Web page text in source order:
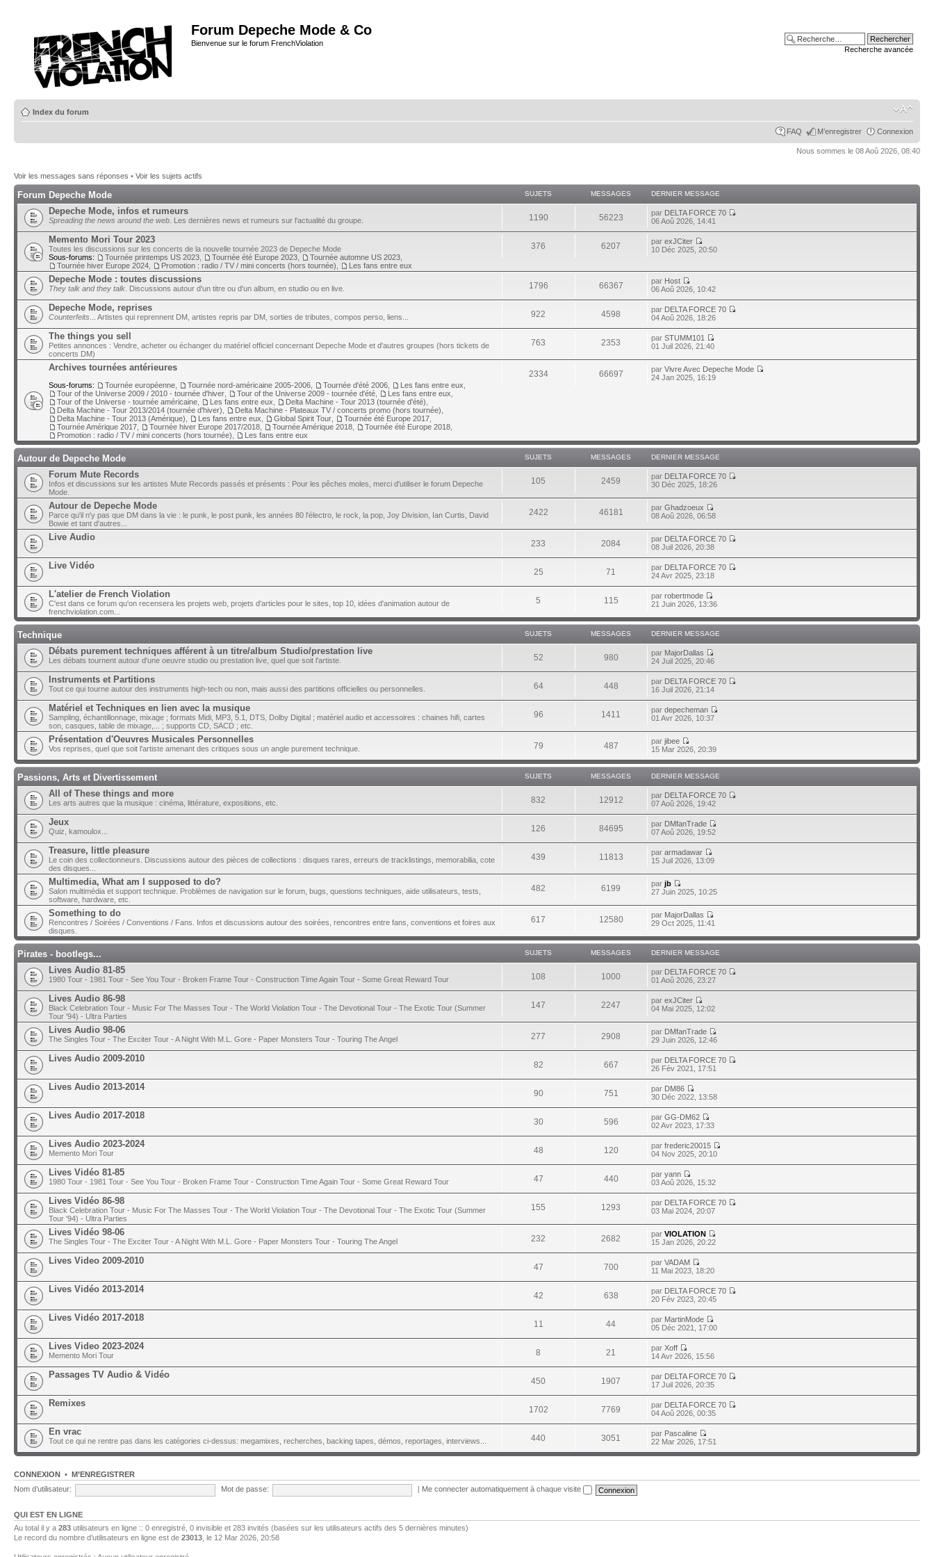
Forum Depeche Mode & Co
Bienvenue sur le forum FrenchViolation
Recherche avancée
Index du forum
FAQ M’enregistrer Connexion
Nous sommes le 08 Aoû 2026, 08:40
Voir les messages sans réponses • Voir les sujets actifs
Forum Depeche Mode SUJETS MESSAGES DERNIER MESSAGE
Depeche Mode, infos et rumeurs
Spreading the news around the web . Les dernières news et rumeurs sur l'actualité du groupe. 1190 56223 par DELTA FORCE 70
06 Aoû 2026, 14:41
Memento Mori Tour 2023
Toutes les discussions sur les concerts de la nouvelle tournée 2023 de Depeche Mode
Sous-forums:
Tournée printemps US 2023 Tournée été Europe 2023 Tournée automne US 2023
Tournée hiver Europe 2024
Promotion : radio / TV / mini concerts (hors tournée) Les fans entre eux
376 6207 parexJCiter
10 Déc 2025, 20:50
Depeche Mode : toutes discussions
They talk and they talk . Discussions autour d'un titre ou d'un album, en studio ou en live. 1796 66367 par Host
06 Aoû 2026, 10:42
Depeche Mode, reprises
Counterfeits ... Artistes qui reprennent DM, artistes repris par DM, sorties de tributes, compos perso, liens... 922 4598 par DELTA FORCE 70
04 Aoû 2026, 18:26
The things you sell
Petites annonces : Vendre, acheter ou échanger du matériel officiel concernant Depeche Mode et d'autres groupes (hors tickets de
concerts DM)
763 2353 parSTUMM101
01 Juil 2026, 21:40
Archives tournées antérieures
Sous-forums: Tournée européenne Tournée nord-américaine 2005-2006 Tournée d'été 2006 Les fans entre eux
Tour of the Universe 2009 / 2010 - tournée d'hiver
Tour of the Universe 2009 - tournée d'été Les fans entre eux
Tour of the Universe - tournée américaine
Les fans entre eux Delta Machine - Tour 2013 (tournée d'été)
Delta Machine - Tour 2013/2014 (tournée d'hiver)
Delta Machine - Plateaux TV / concerts promo (hors tournée)
Delta Machine - Tour 2013 (Amérique)
Les fans entre eux Global Spirit Tour Tournée été Europe 2017
Tournée Amérique 2017
Tournée hiver Europe 2017/2018 Tournée Amérique 2018 Tournée été Europe 2018
Promotion : radio / TV / mini concerts (hors tournée)
Les fans entre eux
2334 66697 parVivre Avec Depeche Mode
24 Jan 2025, 16:19
Autour de Depeche Mode SUJETS MESSAGES DERNIER MESSAGE
Forum Mute Records
Infos et discussions sur les artistes Mute Records passés et présents : Pour les pêches moles, merci d'utiliser le forum Depeche
Mode.
105 2459 par DELTA FORCE 70
30 Déc 2025, 18:26
Autour de Depeche Mode
Parce qu'il n'y pas que DM dans la vie : le punk, le post punk, les années 80 l'électro, le rock, la pop, Joy Division, Ian Curtis, David
Bowie et tant d'autres...
2422 46181 parGhadzoeux
08 Aoû 2026, 06:58
Live Audio
233 2084 par DELTA FORCE 70
08 Juil 2026, 20:38
Live Vidéo
25 71 par DELTA FORCE 70
24 Avr 2025, 23:18
L'atelier de French Violation
C'est dans ce forum qu'on recensera les projets web, projets d'articles pour le sites, top 10, idées d'animation autour de
frenchviolation.com...
5 115 parrobertmode
21 Juin 2026, 13:36
Technique SUJETS MESSAGES DERNIER MESSAGE
Débats purement techniques afférent à un titre/album Studio/prestation live
Les débats tournent autour d'une oeuvre studio ou prestation live, quel que soit l'artiste. 52 980 par MajorDallas
24 Juil 2025, 20:46
Instruments et Partitions
Tout ce qui tourne autour des instruments high-tech ou non, mais aussi des partitions officielles ou personnelles. 64 448 par DELTA FORCE 70
16 Juil 2026, 21:14
Matériel et Techniques en lien avec la musique
Sampling, échantillonnage, mixage ; formats Midi, MP3, 5.1, DTS, Dolby Digital ; matériel audio et accessoires : chaines hifi, cartes
son, casques, table de mixage,... ; supports CD, SACD ; etc.
96 1411 pardepecheman
01 Avr 2026, 10:37
Présentation d'Oeuvres Musicales Personnelles
Vos reprises, quel que soit l'artiste amenant des critiques sous un angle purement technique. 79 487 parjibee
15 Mar 2026, 20:39
Passions, Arts et Divertissement SUJETS MESSAGES DERNIER MESSAGE
All of These things and more
Les arts autres que la musique : cinéma, littérature, expositions, etc. 832 12912 par DELTA FORCE 70
07 Aoû 2026, 19:42
Jeux
Quiz, kamoulox... 126 84695 par DMfanTrade
07 Aoû 2026, 19:52
Treasure, little pleasure
Le coin des collectionneurs. Discussions autour des pièces de collections : disques rares, erreurs de tracklistings, memorabilia, cote
des disques...
439 11813 pararmadawar
15 Juil 2026, 13:09
Multimedia, What am I supposed to do?
Salon multimédia et support technique. Problèmes de navigation sur le forum, bugs, questions techniques, aide utilisateurs, tests,
software, hardware, etc.
482 6199 parjb
27 Juin 2025, 10:25
Something to do
Rencontres / Soirées / Conventions / Fans. Infos et discussions autour des soirées, rencontres entre fans, conventions et foires aux
disques.
617 12580 par MajorDallas
29 Oct 2025, 11:41
Pirates - bootlegs... SUJETS MESSAGES DERNIER MESSAGE
Lives Audio 81-85
1980 Tour - 1981 Tour - See You Tour - Broken Frame Tour - Construction Time Again Tour - Some Great Reward Tour 108 1000 par DELTA FORCE 70
01 Aoû 2026, 23:27
Lives Audio 86-98
Black Celebration Tour - Music For The Masses Tour - The World Violation Tour - The Devotional Tour - The Exotic Tour (Summer
Tour '94) - Ultra Parties
147 2247 parexJCiter
04 Mai 2025, 12:02
Lives Audio 98-06
The Singles Tour - The Exciter Tour - A Night With M.L. Gore - Paper Monsters Tour - Touring The Angel 277 2908 par DMfanTrade
29 Juin 2026, 12:46
Lives Audio 2009-2010
82 667 par DELTA FORCE 70
26 Fév 2021, 17:51
Lives Audio 2013-2014
90 751 par DM86
30 Déc 2022, 13:58
Lives Audio 2017-2018
30 596 parGG-DM62
02 Avr 2023, 17:33
Lives Audio 2023-2024
Memento Mori Tour 48 120 parfrederic20015
04 Nov 2025, 20:10
Lives Vidéo 81-85
1980 Tour - 1981 Tour - See You Tour - Broken Frame Tour - Construction Time Again Tour - Some Great Reward Tour 47 440 paryann
03 Aoû 2026, 15:32
Lives Vidéo 86-98
Black Celebration Tour - Music For The Masses Tour - The World Violation Tour - The Devotional Tour - The Exotic Tour (Summer
Tour '94) - Ultra Parties
155 1293 par DELTA FORCE 70
03 Mai 2024, 20:07
Lives Vidéo 98-06
The Singles Tour - The Exciter Tour - A Night With M.L. Gore - Paper Monsters Tour - Touring The Angel 232 2682 parVIOLATION
15 Jan 2026, 20:22
Lives Video 2009-2010
47 700 parVADAM
11 Mai 2023, 18:20
Lives Vidéo 2013-2014
42 638 par DELTA FORCE 70
20 Fév 2023, 20:45
Lives Vidéo 2017-2018
11 44 par MartinMode
05 Déc 2021, 17:00
Lives Video 2023-2024
Memento Mori Tour 8 21 parXoff
14 Avr 2026, 15:56
Passages TV Audio & Vidéo
450 1907 par DELTA FORCE 70
17 Juil 2026, 20:35
Remixes
1702 7769 par DELTA FORCE 70
04 Aoû 2026, 00:35
En vrac
Tout ce qui ne rentre pas dans les catégories ci-dessus: megamixes, recherches, backing tapes, démos, reportages, interviews... 440 3051 par Pascaline
22 Mar 2026, 17:51
CONNEXION • M’ENREGISTRER
Nom d’utilisateur:
Mot de passe: Me connecter automatiquement à chaque visite
QUI EST EN LIGNE
Au total il y a 283 utilisateurs en ligne :: 0 enregistré, 0 invisible et 283 invités (basées sur les utilisateurs actifs des 5 dernières minutes)
Le record du nombre d’utilisateurs en ligne est de 23013 , le 12 Mar 2026, 20:58